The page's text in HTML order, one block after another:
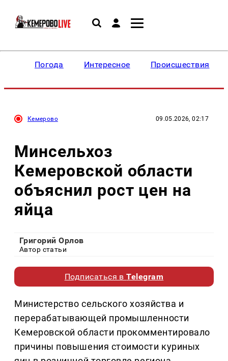
Погода Интересное Происшествия
Кемерово 09.05.2026, 02:17
Минсельхоз
Кемеровской области
объяснил рост цен на
яйца
Григорий Орлов
Автор статьи
Подписаться вTelegram
Министерство сельского хозяйства и
перерабатывающей промышленности
Кемеровской области прокомментировало
причины повышения стоимости куриных